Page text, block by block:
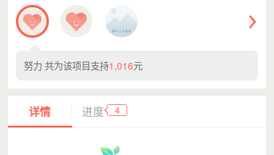
努力 共为该项目支持1,016元
详情 进度 4